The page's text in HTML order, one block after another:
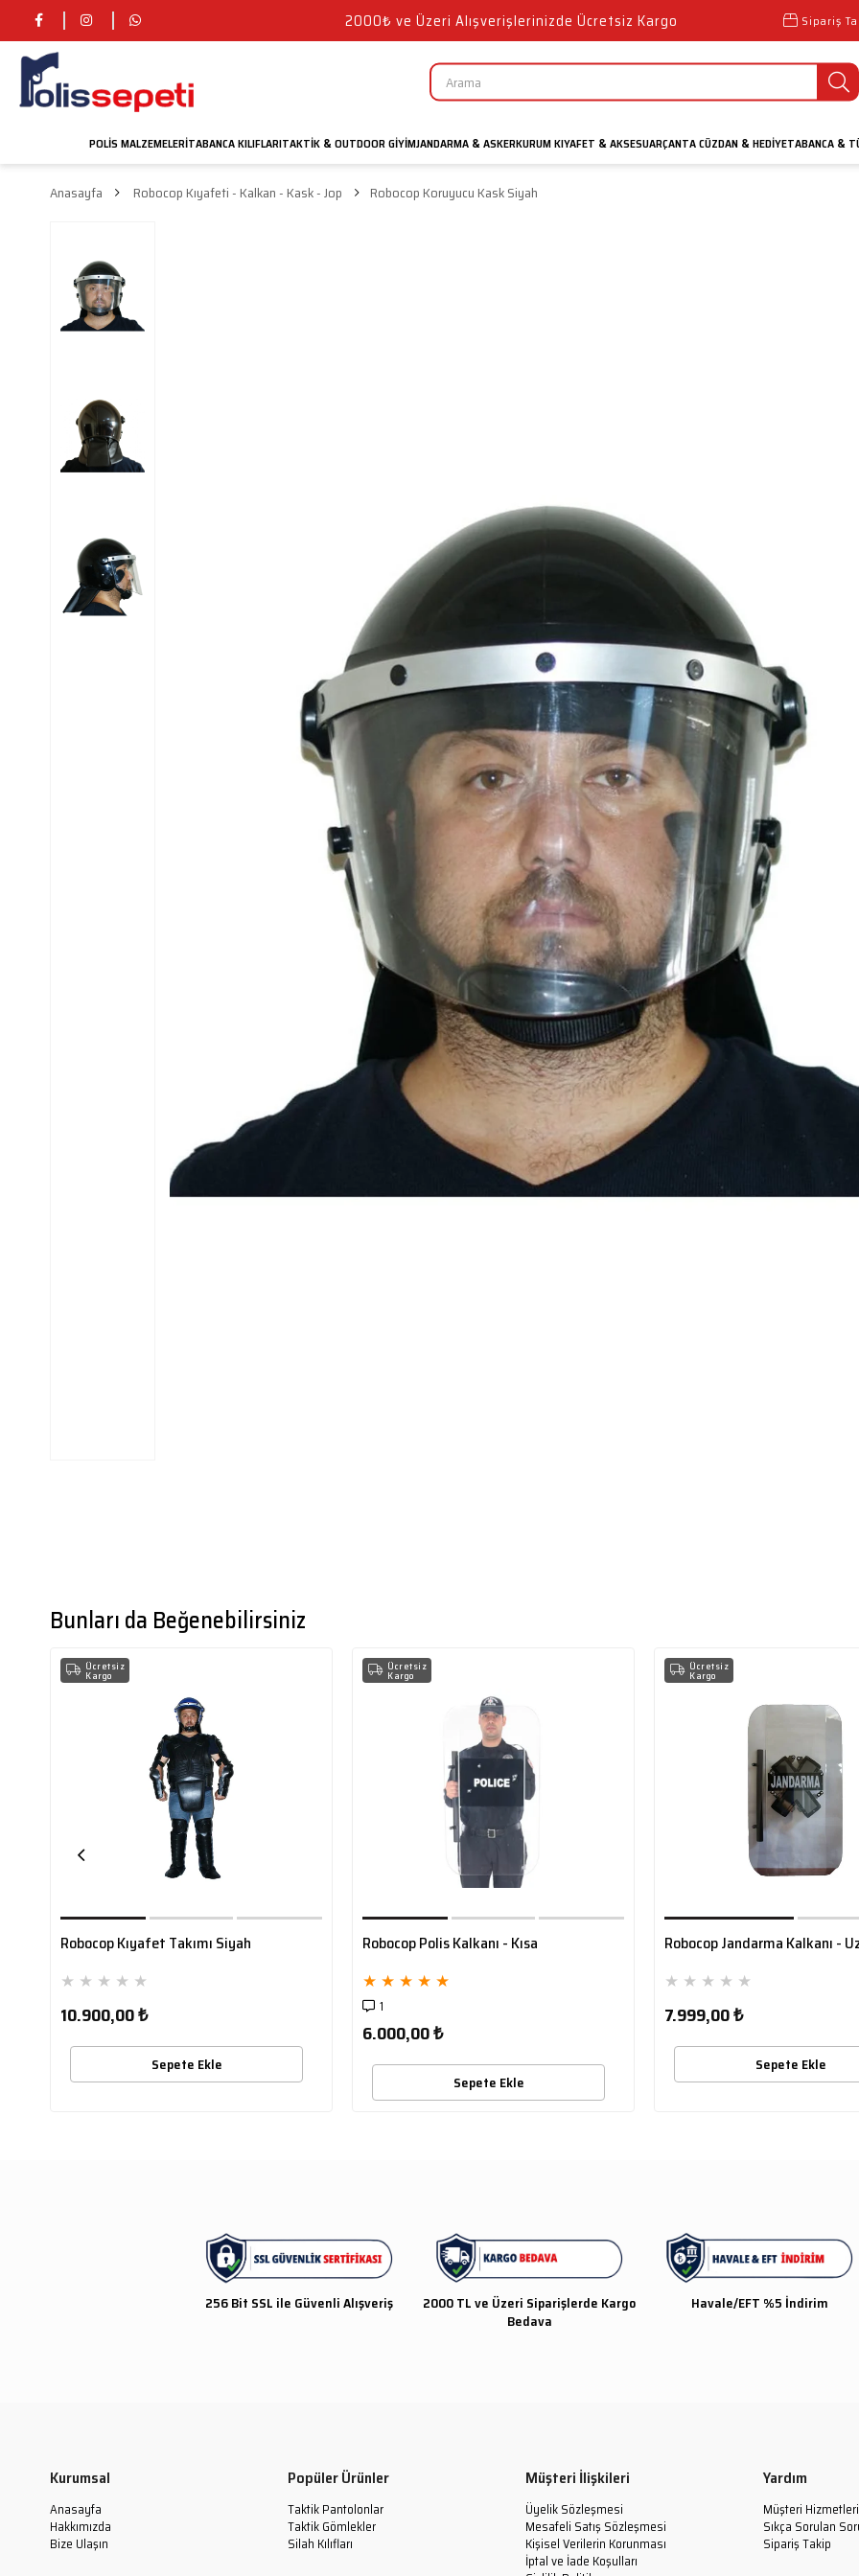
2000₺ ve Üzeri Alışverişlerinizde Ücretsiz Kargo Sipariş
POLIS MALZEMELERITABANCA KILIFLARITAKTIK &OUTDOOR GIYIMJANDARMA &ASKERKURUM KIYAFET &AKSESUARÇANTA CÜZDAN &HEDIYETABANCA &
Anasayfa Robocop Kıyafeti - Kalkan - Kask - Jop Robocop Koruyucu Kask Siyah
Bunları da Beğenebilirsiniz
Robocop Kıyafet Takımı Siyah
★ ★ ★ ★ ★
10.900,00 ₺
Sepete Ekle
Ücretsiz
Kargo
Robocop Polis Kalkanı - Kısa
★ ★ ★ ★ ★
1
6.000,00 ₺
Sepete Ekle
Ücretsiz
Kargo
Robocop Jandarma Kalkanı -
★ ★ ★ ★ ★
7.999,00 ₺
Sepete Ekle
Ücretsiz
Kargo
256 Bit SSL ile Güvenli Alışveriş
2000 TL ve Üzeri Siparişlerde Kargo
Bedava
Havale/EFT %5 İndirim
Kurumsal
Anasayfa
Hakkımızda
Bize Ulaşın
Popüler Ürünler
Taktik Pantolonlar
Taktik Gömlekler
Silah Kılıfları
Müşteri İlişkileri
Üyelik Sözleşmesi
Mesafeli Satış Sözleşmesi
Kişisel Verilerin Korunması
İptal ve İade Koşulları
Yardım
Müşteri Hizmetleri
Sıkça Sorulan
Sipariş Takip